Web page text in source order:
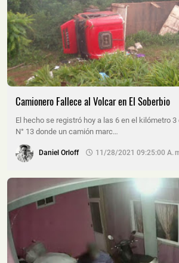
Camionero Fallece al Volcar en El Soberbio
El hecho se registró hoy a las 6 en el kilómetro 3
N° 13 donde un camión marc…
Daniel Orloff 11/28/2021 09:25:00 A.